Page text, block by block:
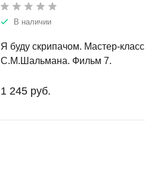
В наличии
Я буду скрипачом. Мастер-класс
С.М.Шальмана. Фильм 7.
1 245 руб.